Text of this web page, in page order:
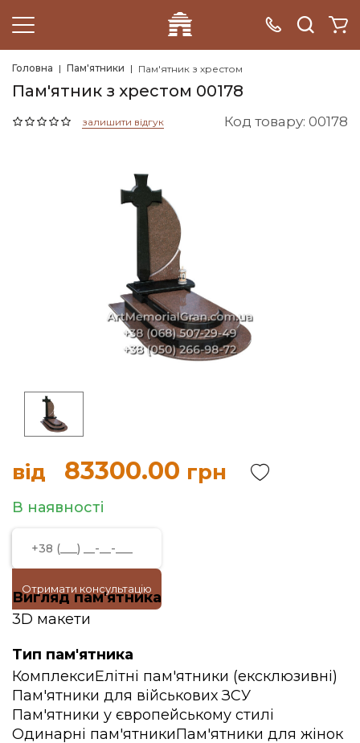
Головна Пам'ятники Пам'ятник з хрестом
Пам'ятник з хрестом 00178
залишити відгук Код товару: 00178
від 83300.00 грн
В наявності
Отримати консультацію
Вигляд пам'ятника
3D макети
Тип пам'ятника
КомплексиЕлітні пам'ятники (ексклюзивні)
Пам'ятники для військових ЗСУ
Пам'ятники у європейському стилі
Одинарні пам'ятникиПам'ятники для жінок